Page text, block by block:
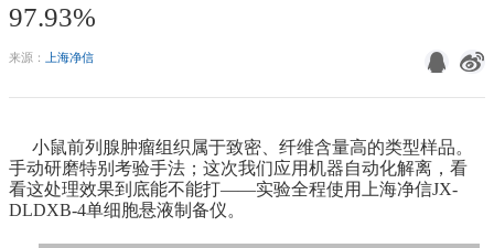
97.93%
来源： 上海净信
小鼠前列腺肿瘤组织属于致密、纤维含量高的类型样品。
手动研磨特别考验手法；这次我们应用机器自动化解离，看
看这处理效果到底能不能打——实验全程使用上海净信JX-
DLDXB-4单细胞悬液制备仪。